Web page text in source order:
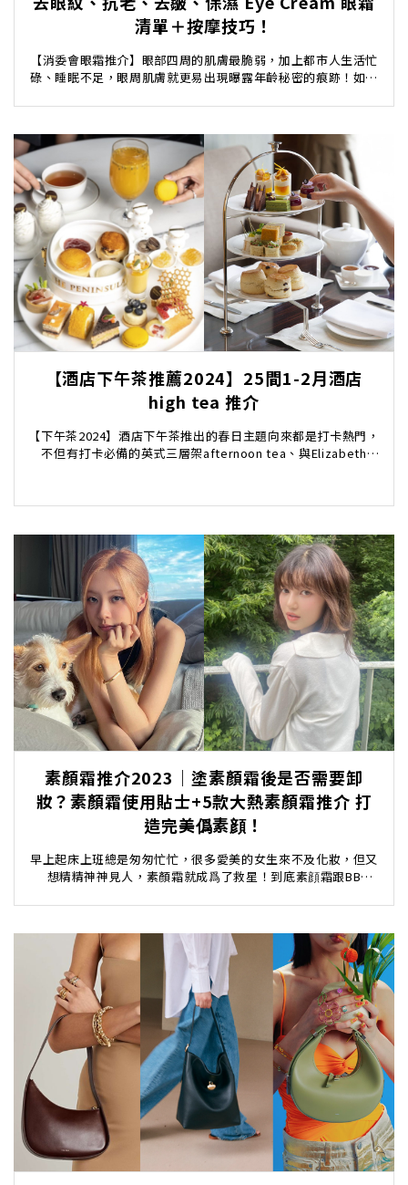
清單＋按摩技巧！
【消委會眼霜推介】眼部四周的肌膚最脆弱，加上都市人生活忙
碌、睡眠不足，眼周肌膚就更易出現曝露年齡秘密的痕跡！如果
【酒店下午茶推薦2024】25間1-2月酒店
high tea 推介
【下午茶2024】酒店下午茶推出的春日主題向來都是打卡熱門，
不但有打卡必備的英式三層架afternoon tea、與Elizabeth
素顏霜推介2023｜塗素顏霜後是否需要卸
妝？素顏霜使用貼士+5款大熱素顏霜推介 打
造完美僞素顔！
早上起床上班總是匆匆忙忙，很多愛美的女生來不及化妝，但又
想精精神神見人，素顏霜就成爲了救星！到底素顔霜跟BB